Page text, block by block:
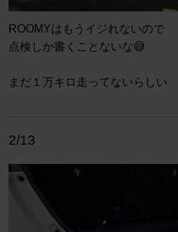
ROOMYはもうイジれないので
点検しか書くことないな😅
まだ１万キロ走ってないらしい
2/13